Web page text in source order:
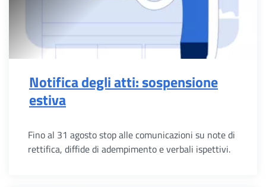
Notifica degli atti: sospensione
estiva
Fino al 31 agosto stop alle comunicazioni su note di
rettifica, diffide di adempimento e verbali ispettivi.